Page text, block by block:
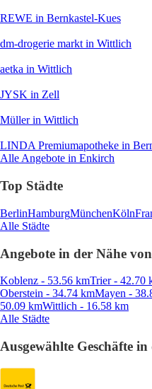
REWE in Bernkastel-Kues
dm-drogerie markt in Wittlich
aetka in Wittlich
JYSK in Zell
Müllerin Wittlich
LINDA Premiumapotheke in
Alle Angebote in Enkirch
Top Städte
BerlinHamburgMünchenKöln
Alle Städte
Angebote in der Nähe
Koblenz - 53.56 kmTrier - 42.70
Oberstein - 34.74 kmMayen -
50.09 kmWittlich - 16.58 km
Alle Städte
Ausgewählte Geschäfte